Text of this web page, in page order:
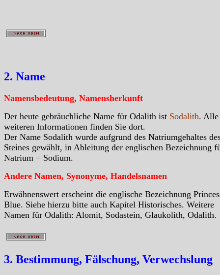
2. Name
Namensbedeutung, Namensherkunft
Der heute gebräuchliche Name für Odalith ist Sodalith. Alle
weiteren Informationen finden Sie dort.
Der Name Sodalith wurde aufgrund des Natriumgehaltes
Steines gewählt, in Ableitung der englischen Bezeichnung
Natrium = Sodium.
Andere Namen, Synonyme, Handelsnamen
Erwähnenswert erscheint die englische Bezeichnung
Blue. Siehe hierzu bitte auch Kapitel Historisches. Weitere
Namen für Odalith: Alomit, Sodastein, Glaukolith, Odalith.
3. Bestimmung, Fälschung, Verwechslung